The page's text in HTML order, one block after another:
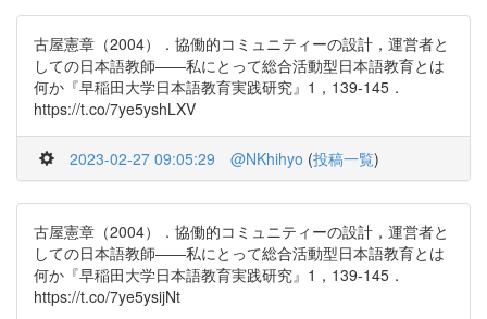
古屋憲章（2004）．協働的コミュニティーの設計，運営者と
しての日本語教師――私にとって総合活動型日本語教育とは
何か『早稲田大学日本語教育実践研究』1，139-145．
https://t.co/7ye5yshLXV
2023-02-27 09:05:29 @NKhihyo (投稿一覧)
古屋憲章（2004）．協働的コミュニティーの設計，運営者と
しての日本語教師――私にとって総合活動型日本語教育とは
何か『早稲田大学日本語教育実践研究』1，139-145．
https://t.co/7ye5ysijNt